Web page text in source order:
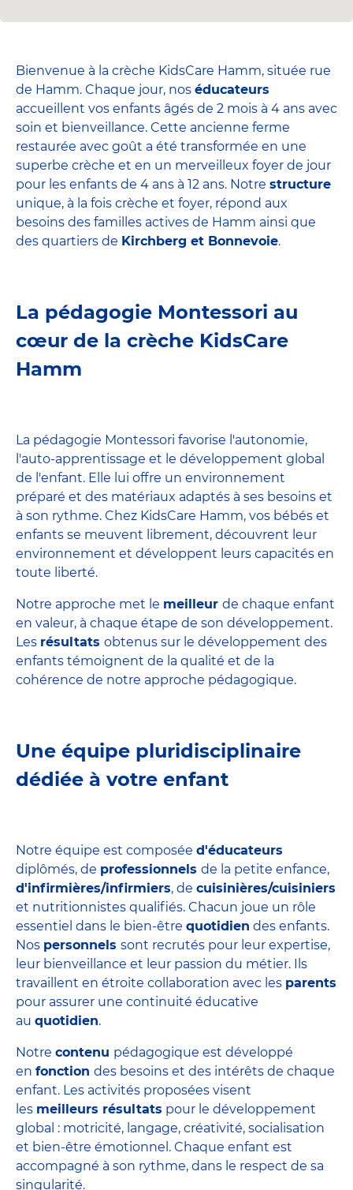
Bienvenue à la crèche KidsCare Hamm, située rue
de Hamm. Chaque jour, nos éducateurs
accueillent vos enfants âgés de 2 mois à 4 ans avec
soin et bienveillance. Cette ancienne ferme
restaurée avec goût a été transformée en une
superbe crèche et en un merveilleux foyer de jour
pour les enfants de 4 ans à 12 ans. Notre structure
unique, à la fois crèche et foyer, répond aux
besoins des familles actives de Hamm ainsi que
des quartiers de Kirchberg et Bonnevoie.
La pédagogie Montessori au
cœur de la crèche KidsCare
Hamm
La pédagogie Montessori favorise l'autonomie,
l'auto-apprentissage et le développement global
de l'enfant. Elle lui offre un environnement
préparé et des matériaux adaptés à ses besoins et
à son rythme. Chez KidsCare Hamm, vos bébés et
enfants se meuvent librement, découvrent leur
environnement et développent leurs capacités en
toute liberté.
Notre approche met le meilleur de chaque enfant
en valeur, à chaque étape de son développement.
Les résultats obtenus sur le développement des
enfants témoignent de la qualité et de la
cohérence de notre approche pédagogique.
Une équipe pluridisciplinaire
dédiée à votre enfant
Notre équipe est composée d'éducateurs
diplômés, de professionnels de la petite enfance,
d'infirmières/infirmiers, de cuisinières/cuisiniers
et nutritionnistes qualifiés. Chacun joue un rôle
essentiel dans le bien-être quotidien des enfants.
Nos personnels sont recrutés pour leur expertise,
leur bienveillance et leur passion du métier. Ils
travaillent en étroite collaboration avec les parents
pour assurer une continuité éducative
au quotidien.
Notre contenu pédagogique est développé
en fonction des besoins et des intérêts de chaque
enfant. Les activités proposées visent
les meilleurs résultats pour le développement
global : motricité, langage, créativité, socialisation
et bien-être émotionnel. Chaque enfant est
accompagné à son rythme, dans le respect de sa
singularité.